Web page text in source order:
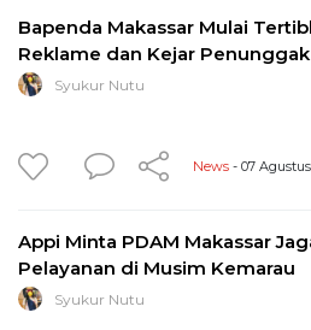
Bapenda Makassar Mulai
Reklame dan Kejar
Syukur Nutu
News - 07 Agustus
Appi Minta PDAM Makassar
Pelayanan di Musim Kemarau
Syukur Nutu